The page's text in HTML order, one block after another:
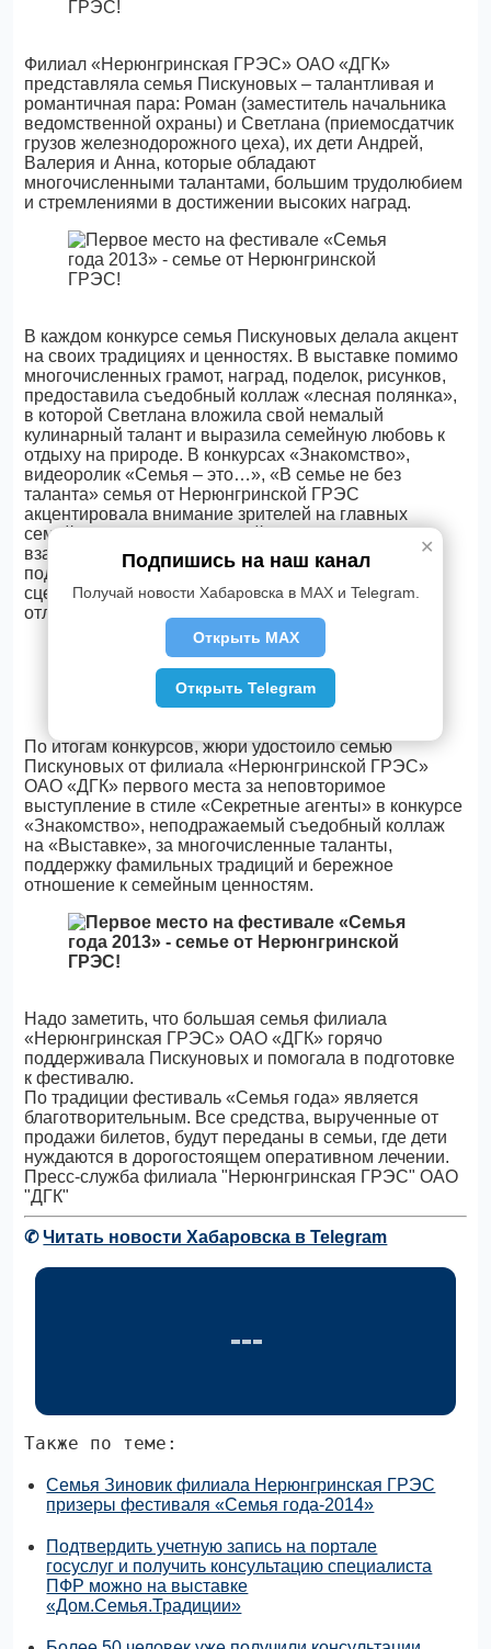
Филиал «Нерюнгринская ГРЭС» ОАО «ДГК»
представляла семья Пискуновых – талантливая и
романтичная пара: Роман (заместитель начальника
ведомственной охраны) и Светлана (приемосдатчик
грузов железнодорожного цеха), их дети Андрей,
Валерия и Анна, которые обладают
многочисленными талантами, большим трудолюбием
и стремлениями в достижении высоких наград.
В каждом конкурсе семья Пискуновых делала акцент
на своих традициях и ценностях. В выставке помимо
многочисленных грамот, наград, поделок, рисунков,
предоставила съедобный коллаж «лесная полянка»,
в которой Светлана вложила свой немалый
кулинарный талант и выразила семейную любовь к
отдыху на природе. В конкурсах «Знакомство»,
видеоролик «Семья – это…», «В семье не без
таланта» семья от Нерюнгринской ГРЭС
акцентировала внимание зрителей на главных
семейных ценностях – семейное счастье,
взаимопонимание, единение, взаимопомощь,
поддержка во всех начинаниях и стремлениях. На
сцене царила фантазия, а в зрительном зале было
отличное настроение.
По итогам конкурсов, жюри удостоило семью
Пискуновых от филиала «Нерюнгринской ГРЭС»
ОАО «ДГК» первого места за неповторимое
выступление в стиле «Секретные агенты» в конкурсе
«Знакомство», неподражаемый съедобный коллаж
на «Выставке», за многочисленные таланты,
поддержку фамильных традиций и бережное
отношение к семейным ценностям.
Надо заметить, что большая семья филиала
«Нерюнгринская ГРЭС» ОАО «ДГК» горячо
поддерживала Пискуновых и помогала в подготовке
к фестивалю.
По традиции фестиваль «Семья года» является
благотворительным. Все средства, вырученные от
продажи билетов, будут переданы в семьи, где дети
нуждаются в дорогостоящем оперативном лечении.
Пресс-служба филиала "Нерюнгринская ГРЭС" ОАО
"ДГК"
✆Читать новости Хабаровска в Telegram
Также по теме:
Семья Зиновик филиала Нерюнгринская ГРЭС
призеры фестиваля «Семья года-2014»
Подтвердить учетную запись на портале
госуслуг и получить консультацию специалиста
ПФР можно на выставке
«Дом.Семья.Традиции»
✕
Подпишись на наш канал
Получай новости Хабаровска в MAX и Telegram.
Открыть MAX
Открыть Telegram